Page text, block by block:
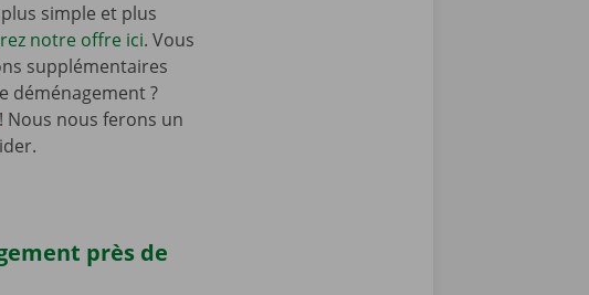
simple et plus
notre offre ici. Vous
supplémentaires
déménagement ?
! Nous nous ferons un
près de